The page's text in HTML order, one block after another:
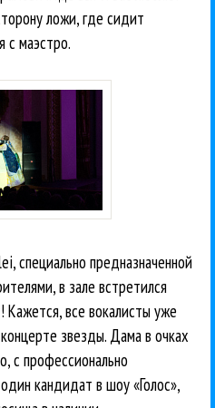
ложи, где сидит
с маэстро.
специально предназначенной
в зале встретился
Кажется, все вокалисты уже
звезды. Дама в очках
с профессионально
кандидат в шоу «Голос»,